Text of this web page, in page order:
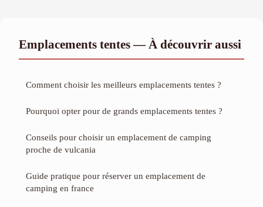
Emplacements tentes — À découvrir aussi
Comment choisir les meilleurs emplacements tentes ?
Pourquoi opter pour de grands emplacements tentes ?
Conseils pour choisir un emplacement de camping
proche de vulcania
Guide pratique pour réserver un emplacement de
camping en france